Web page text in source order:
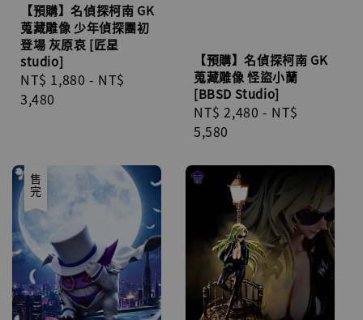
【預購】名偵探柯南 GK
蒐藏雕像 少年偵探團初
登場 灰原哀 [匠星
studio]
Regular
price
NT$ 1,880 - NT$
3,480
【預購】名偵探柯南 GK
蒐藏雕像 怪盜小蘭
[BBSD Studio]
Regular
price
NT$ 2,480 - NT$
5,580
售完